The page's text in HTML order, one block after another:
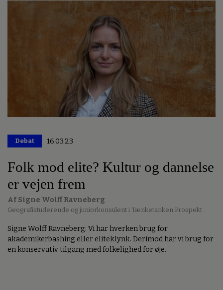
Debat 16.03.23
Folk mod elite? Kultur og dannelse
er vejen frem
Af Signe Wolff Ravneberg
Geografistuderende og juniorkonsulent i Tænketanken Prospekt
Signe Wolff Ravneberg: Vi har hverken brug for
akademikerbashing eller eliteklynk. Derimod har vi brug for
en konservativ tilgang med folkelighed for øje.